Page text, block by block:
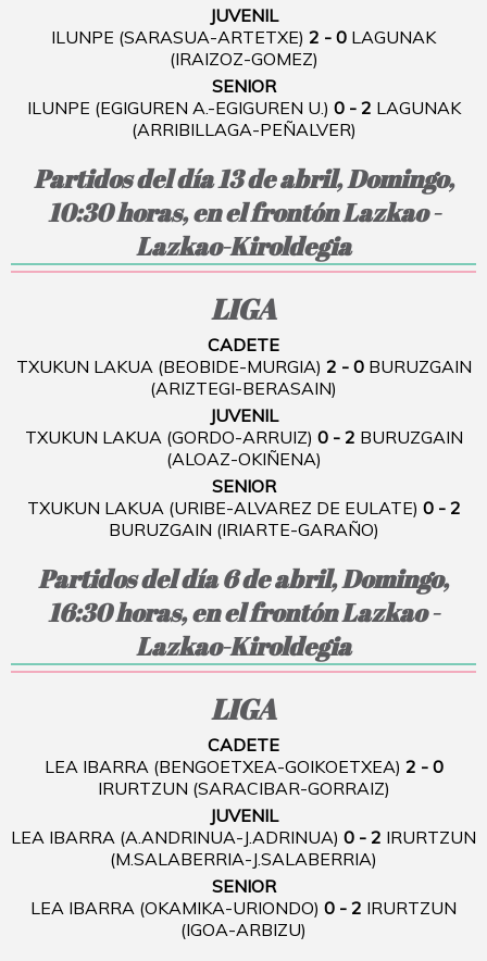
JUVENIL
ILUNPE (SARASUA-ARTETXE) 2 - 0 LAGUNAK
(IRAIZOZ-GOMEZ)
SENIOR
ILUNPE (EGIGUREN A.-EGIGUREN U.) 0 - 2 LAGUNAK
(ARRIBILLAGA-PEÑALVER)
Partidos del día 13 de abril, Domingo,
10:30 horas, en el frontón Lazkao -
Lazkao-Kiroldegia
LIGA
CADETE
TXUKUN LAKUA (BEOBIDE-MURGIA) 2 - 0BURUZGAIN
(ARIZTEGI-BERASAIN)
JUVENIL
TXUKUN LAKUA (GORDO-ARRUIZ) 0 - 2 BURUZGAIN
(ALOAZ-OKIÑENA)
SENIOR
TXUKUN LAKUA (URIBE-ALVAREZ DE EULATE) 0 - 2
BURUZGAIN (IRIARTE-GARAÑO)
Partidos del día 6 de abril, Domingo,
16:30 horas, en el frontón Lazkao -
Lazkao-Kiroldegia
LIGA
CADETE
LEA IBARRA (BENGOETXEA-GOIKOETXEA) 2 - 0
IRURTZUN (SARACIBAR-GORRAIZ)
JUVENIL
LEA IBARRA (A.ANDRINUA-J.ADRINUA) 0 - 2 IRURTZUN
(M.SALABERRIA-J.SALABERRIA)
SENIOR
LEA IBARRA (OKAMIKA-URIONDO) 0 - 2 IRURTZUN
(IGOA-ARBIZU)